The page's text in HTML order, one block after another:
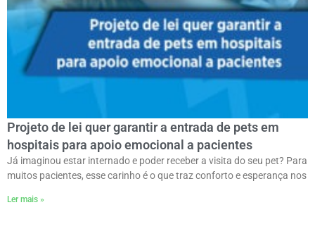
Projeto de lei quer garantir a entrada de pets em
hospitais para apoio emocional a pacientes
Já imaginou estar internado e poder receber a visita do seu pet? Para
muitos pacientes, esse carinho é o que traz conforto e esperança nos
Ler mais »